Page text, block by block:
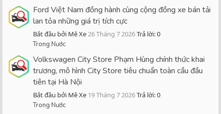
Ford Việt Nam đồng hành cùng cộng đồng xe bán tải
lan tỏa những giá trị tích cực
Bắt đầu bởi Mê Xe26 Tháng 7 2026Trả lời: 0
Trong Nước
Volkswagen City Store Phạm Hùng chính thức khai
trương, mô hình City Store tiêu chuẩn toàn cầu đầu
tiên tại Hà Nội
Bắt đầu bởi Mê Xe 19 Tháng 7 2026Trả lời: 0
Trong Nước